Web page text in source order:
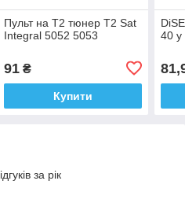
Пульт на Т2 тюнер T2 Sat
Integral 5052 5053
91₴
Купити
40 у
за рік